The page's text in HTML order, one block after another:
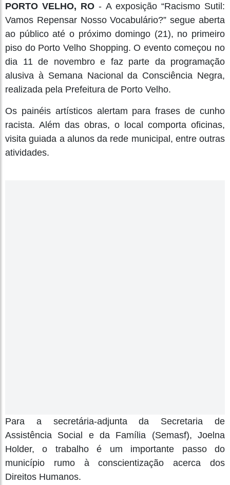
PORTO VELHO, RO - A exposição “Racismo Sutil:
Vamos Repensar Nosso Vocabulário?” segue aberta
ao público até o próximo domingo (21), no primeiro
piso do Porto Velho Shopping. O evento começou no
dia 11 de novembro e faz parte da programação
alusiva à Semana Nacional da Consciência Negra,
realizada pela Prefeitura de Porto Velho.
Os painéis artísticos alertam para frases de cunho
racista. Além das obras, o local comporta oficinas,
visita guiada a alunos da rede municipal, entre outras
atividades.
Para a secretária-adjunta da Secretaria de
Assistência Social e da Família (Semasf), Joelna
Holder, o trabalho é um importante passo do
município rumo à conscientização acerca dos
Direitos Humanos.